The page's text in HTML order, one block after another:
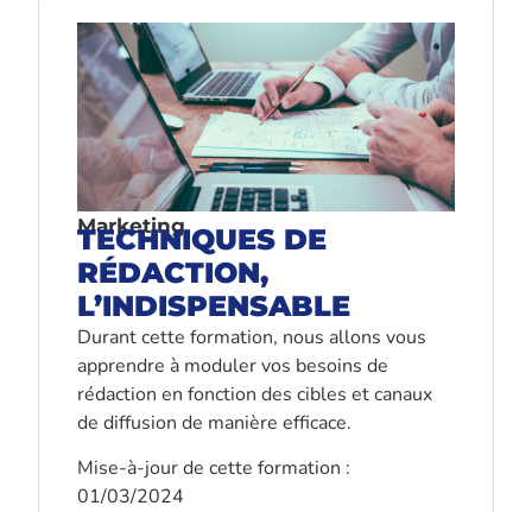
Marketing
TECHNIQUES DE
RÉDACTION,
L’INDISPENSABLE
Durant cette formation, nous allons vous
apprendre à moduler vos besoins de
rédaction en fonction des cibles et canaux
de diffusion de manière efficace.
Mise-à-jour de cette formation :
01/03/2024